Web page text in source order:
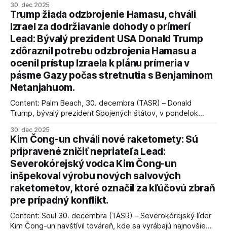
30. dec 2025
Trump žiada odzbrojenie Hamasu, chváli
Izrael za dodržiavanie dohody o prímerí
Lead: Bývalý prezident USA Donald Trump
zdôraznil potrebu odzbrojenia Hamasu a
ocenil prístup Izraela k plánu prímeria v
pásme Gazy počas stretnutia s Benjaminom
Netanjahuom.
Content: Palm Beach, 30. decembra (TASR) – Donald
Trump, bývalý prezident Spojených štátov, v pondelok
kľúčové pre úspešné dosiahnutie prímeria v Gaze. Agentúra
AFP informuje, že Trump vyjadril presvedčenie, že Izrael plní
podmienky dohody o prí
30. dec 2025
Kim Čong-un chváli nové raketomety: Sú
pripravené zničiť nepriateľa Lead:
Severokórejský vodca Kim Čong-un
inšpekoval výrobu nových salvových
raketometov, ktoré označil za kľúčovú zbraň
pre prípadný konflikt.
Content: Soul 30. decembra (TASR) – Severokórejský líder
Kim Čong-un navštívil továreň, kde sa vyrábajú najnovšie